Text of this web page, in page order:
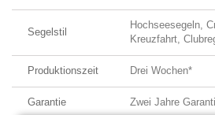
Segelstil
Hochseesegeln,
Kreuzfahrt,
Produktionszeit Drei Wochen*
Garantie Zwei Jahre